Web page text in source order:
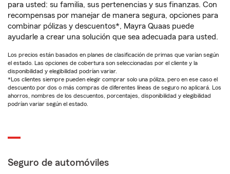
para usted: su familia, sus pertenencias y sus finanzas. Con
recompensas por manejar de manera segura, opciones para
combinar pólizas y descuentos*, Mayra Quaas puede
ayudarle a crear una solución que sea adecuada para usted.
Los precios están basados en planes de clasificación de primas que varían según
el estado. Las opciones de cobertura son seleccionadas por el cliente y la
disponibilidad y elegibilidad podrían variar.
*Los clientes siempre pueden elegir comprar solo una póliza, pero en ese caso el
descuento por dos o más compras de diferentes líneas de seguro no aplicará. Los
ahorros, nombres de los descuentos, porcentajes, disponibilidad y elegibilidad
podrían variar según el estado.
Seguro de automóviles